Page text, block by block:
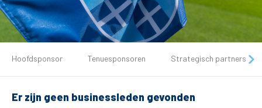
Tickets
Matchdays
Hoofdsponsor Tenuesponsoren Strategisch partners
Er zijn geen businessleden gevonden